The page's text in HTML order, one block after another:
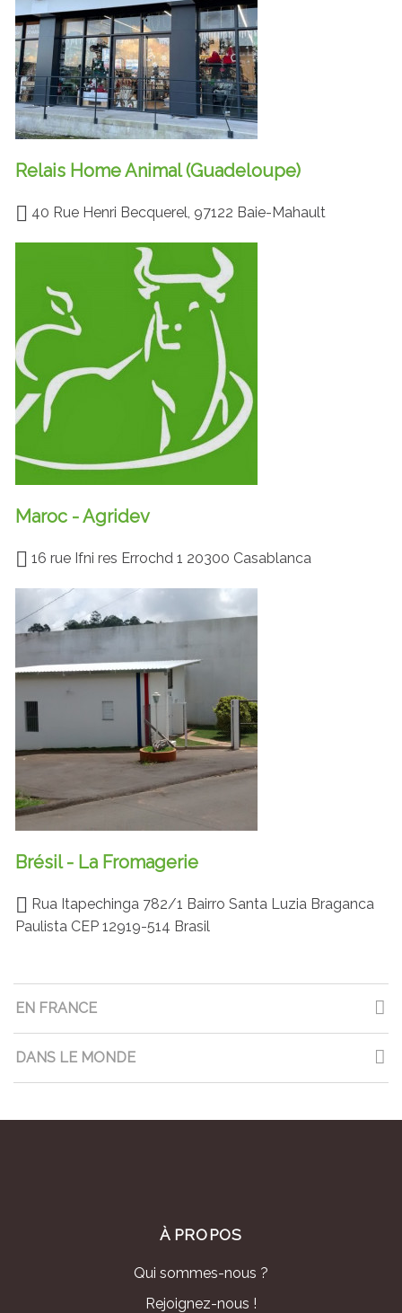
Relais Home Animal (Guadeloupe)
40 Rue Henri Becquerel, 97122 Baie-Mahault
Maroc - Agridev
16 rue Ifni res Errochd 1 20300 Casablanca
Brésil - La Fromagerie
Rua Itapechinga 782/1 Bairro Santa Luzia Braganca
Paulista CEP 12919-514 Brasil
EN FRANCE
DANS LE MONDE
À PROPOS
Qui sommes-nous ?
Rejoignez-nous !